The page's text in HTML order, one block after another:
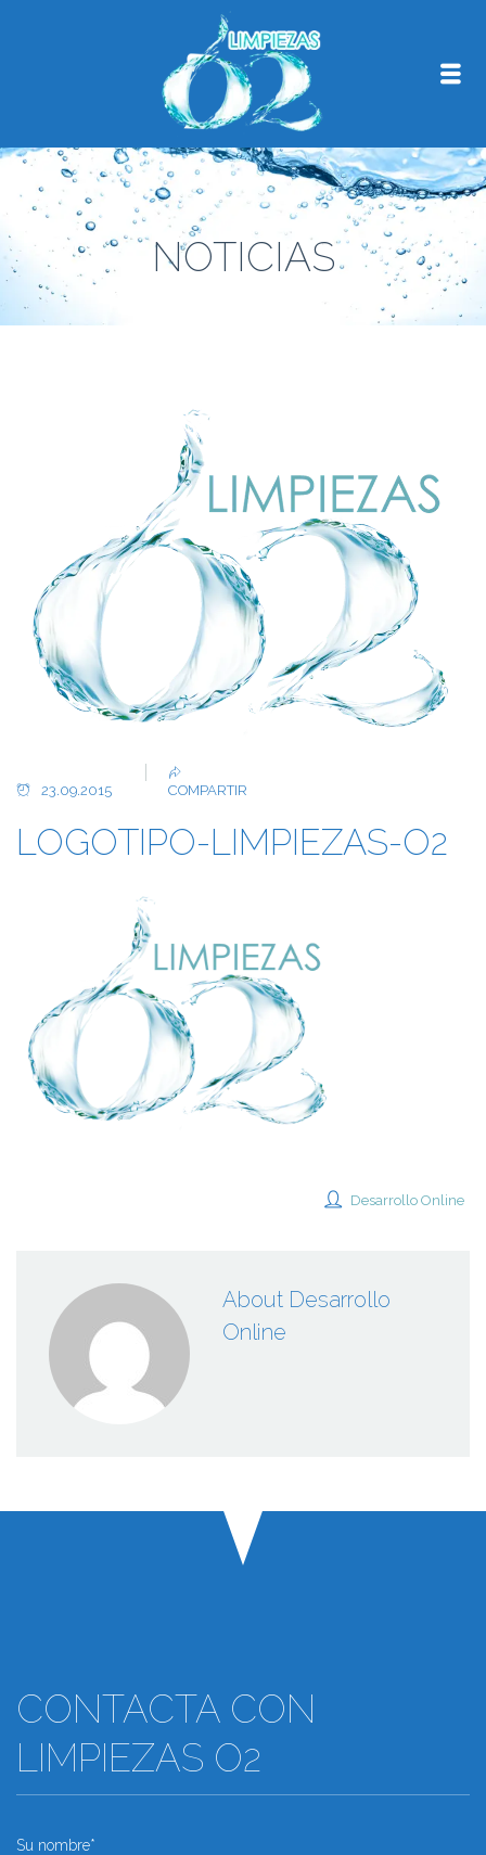
NOTICIAS
23.09.2015 COMPARTIR
LOGOTIPO-LIMPIEZAS-O2
Desarrollo Online
About Desarrollo
Online
CONTACTA CON
LIMPIEZAS O2
Su nombre*